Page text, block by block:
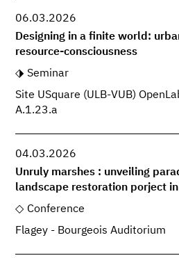
06.03.2026
Designing in a finite world:
resource-consciousness
Seminar
Site USquare (ULB-VUB)
A.1.23.a
04.03.2026
Unruly marshes : unveiling
landscape restoration porject in
Conference
Flagey - Bourgeois Auditorium